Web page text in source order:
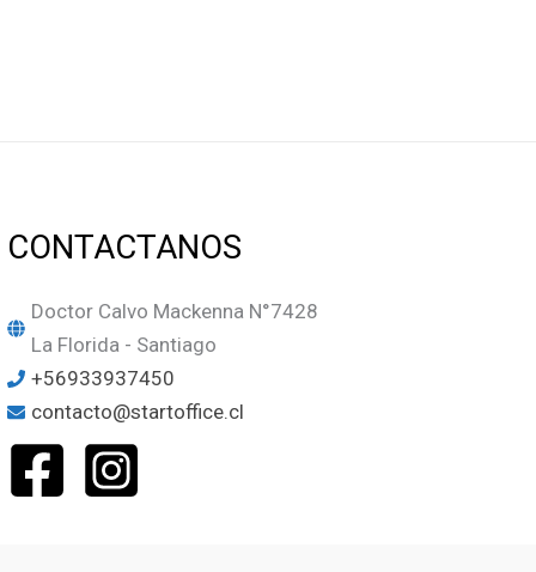
CONTACTANOS
Doctor Calvo Mackenna N°7428
La Florida - Santiago
+56933937450
contacto@startoffice.cl